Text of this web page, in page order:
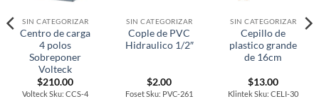
SIN CATEGORIZAR
Centro de carga
4 polos
Sobreponer
Volteck
$210.00
Volteck Sku: CCS-4
SIN CATEGORIZAR
Cople de PVC
Hidraulico 1/2″
$2.00
Foset Sku: PVC-261
SIN CATEGORIZAR
Cepillo de
plastico grande
de 16cm
$13.00
Klintek Sku: CELI-30